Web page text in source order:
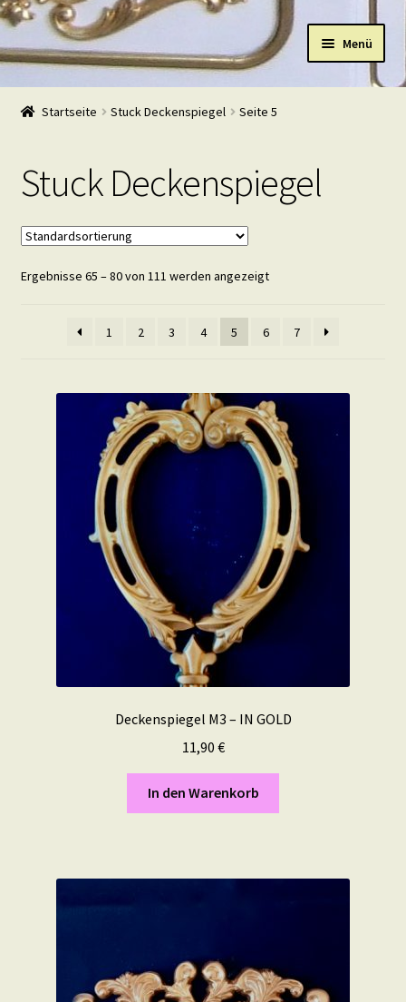
Navigation
Zum
Inhalt
Menü
Start
Warenkorb
Mein Konto
Kasse
Beispiele
Startseite Stuck Deckenspiegel Seite 5
Stuck Deckenspiegel
Ergebnisse 65 – 80 von 111 werden angezeigt
1 2 3 4 5 6 7
Deckenspiegel M3 – IN GOLD
11,90 €
In den Warenkorb